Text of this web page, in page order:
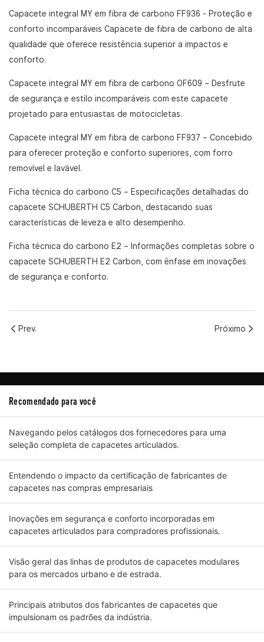
Capacete integral MY em fibra de carbono FF936 - Proteção e
conforto incomparáveis Capacete de fibra de carbono de alta
qualidade que oferece resistência superior a impactos e
conforto.
Capacete integral MY em fibra de carbono OF609 – Desfrute
de segurança e estilo incomparáveis ​​com este capacete
projetado para entusiastas de motocicletas.
Capacete integral MY em fibra de carbono FF937 – Concebido
para oferecer proteção e conforto superiores, com forro
removível e lavável.
Ficha técnica do carbono C5 – Especificações detalhadas do
capacete SCHUBERTH C5 Carbon, destacando suas
características de leveza e alto desempenho.
Ficha técnica do carbono E2 – Informações completas sobre o
capacete SCHUBERTH E2 Carbon, com ênfase em inovações
de segurança e conforto.
Prev. Próximo
Recomendado para você
Navegando pelos catálogos dos fornecedores para uma
seleção completa de capacetes articulados.
Entendendo o impacto da certificação de fabricantes de
capacetes nas compras empresariais
Inovações em segurança e conforto incorporadas em
capacetes articulados para compradores profissionais.
Visão geral das linhas de produtos de capacetes modulares
para os mercados urbano e de estrada.
Principais atributos dos fabricantes de capacetes que
impulsionam os padrões da indústria.